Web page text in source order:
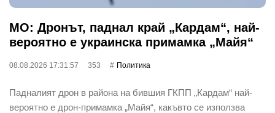
МО: Дронът, паднал край „Кардам“, най-
вероятно е украинска примамка „Майя“
08.08.2026 17:31:57 353 Политика
Падналият дрон в района на бившия ГКПП „Кардам“ най-
вероятно е дрон-примамка „Майя“, какъвто се използва